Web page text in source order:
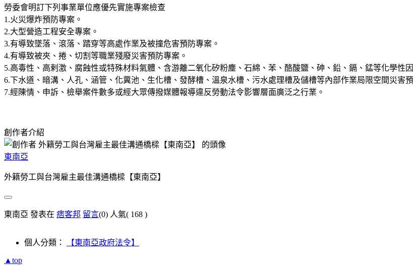
勞委會明訂下列事業單位應優先實施專案檢查
1.火災爆炸預防專案。
2.大型營造工程安全專案。
3.有導致墜落、滾落、踏穿等高處作業及被撞危害預防專案。
4.有導致被夾、捲、切割等職業殘廢災害預防專案。
5.高毒性、高剌激、腐蝕性或特殊材料氣體、含游離二氧化矽粉塵、石綿、苯、酪酸鹽、砷、鉛、鎘、錳等化學性
6.下水道、暗溝、人孔、涵管、化糞池、生化槽、發酵槽、溫泉水槽、污水處理槽及儲槽等內部作業局限空間災害
7.經陳情、申訴、檢舉案件數多或經大眾傳撥媒體報導違反勞動法令影響層面廣泛之行業。
創作者介紹
東南亞
外籍勞工與台灣雇主最佳溝通橋樑【東南亞】
東南亞 發表在 痞客邦 留言(0) 人氣( 168 )
個人分類： 【東南亞政府法令】
▲top